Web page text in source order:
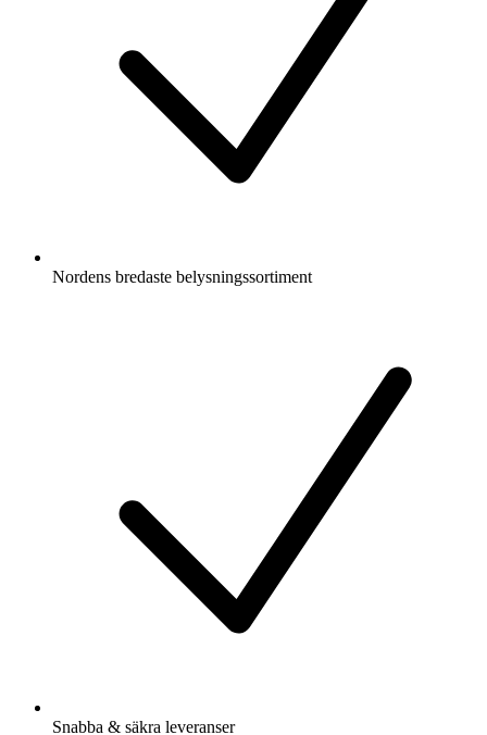
Nordens bredaste belysningssortiment
Snabba & säkra leveranser